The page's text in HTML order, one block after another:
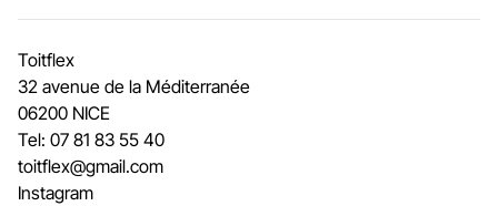
Toitflex
32 avenue de la Méditerranée
06200 NICE
Tel: 07 81 83 55 40
toitflex@gmail.com
Instagram